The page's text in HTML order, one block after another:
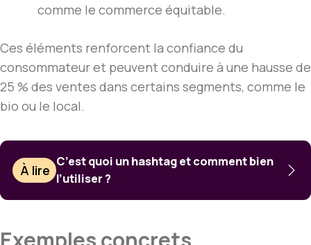
comme le commerce équitable.
Ces éléments renforcent la confiance du
consommateur et peuvent conduire à une hausse de
25 % des ventes dans certains segments, comme le
bio ou le local.
À lire
C’est quoi un hashtag et comment bien
l’utiliser ?